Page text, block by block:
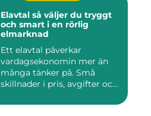
Elavtal så väljer du tryggt
och smart i en rörlig
elmarknad
Ett elavtal påverkar
vardagsekonomin mer än
många tänker på. Små
skillnader i pris, avgifter och